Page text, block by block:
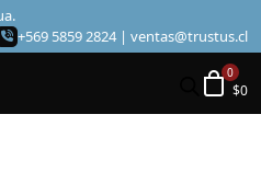
+569 5859 2824 | ventas@trustus.cl
$0